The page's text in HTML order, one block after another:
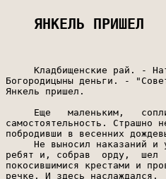
ЯНКЕЛЬ ПРИШЕЛ